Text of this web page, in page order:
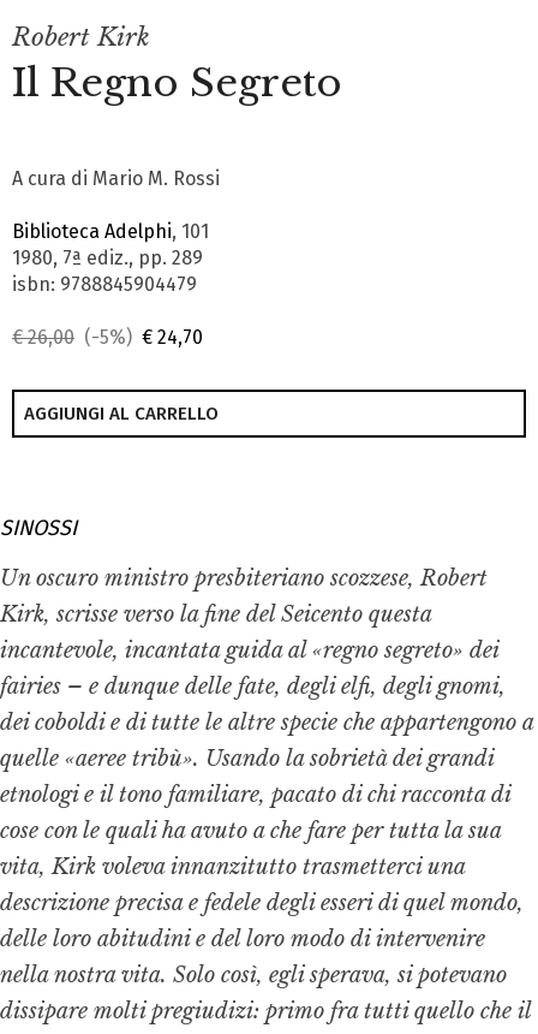
Robert Kirk
Il Regno Segreto
A cura di Mario M. Rossi
Biblioteca Adelphi, 101
1980, 7ª ediz., pp. 289
isbn: 9788845904479
€ 26,00 (-5%) € 24,70
AGGIUNGI AL CARRELLO
SINOSSI
Un oscuro ministro presbiteriano scozzese, Robert
Kirk, scrisse verso la fine del Seicento questa
incantevole, incantata guida al «regno segreto» dei
fairies – e dunque delle fate, degli elfi, degli gnomi,
dei coboldi e di tutte le altre specie che appartengono a
quelle «aeree tribù». Usando la sobrietà dei grandi
etnologi e il tono familiare, pacato di chi racconta di
cose con le quali ha avuto a che fare per tutta la sua
vita, Kirk voleva innanzitutto trasmetterci una
descrizione precisa e fedele degli esseri di quel mondo,
delle loro abitudini e del loro modo di intervenire
nella nostra vita. Solo così, egli sperava, si potevano
dissipare molti pregiudizi: primo fra tutti quello che il